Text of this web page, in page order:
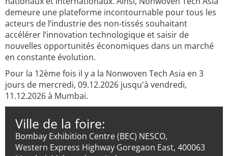
demeure une plateforme incontournable pour tous les
acteurs de l’industrie des non-tissés souhaitant
accélérer l’innovation technologique et saisir de
nouvelles opportunités économiques dans un marché
en constante évolution.
Pour la 12ème fois il y a la Nonwoven Tech Asia en 3
jours de mercredi, 09.12.2026 jusqu'à vendredi,
11.12.2026 à Mumbai.
Ville de la foire:
Bombay Exhibition Centre (BEC) NESCO,
Western Express Highway Goregaon East, 400063